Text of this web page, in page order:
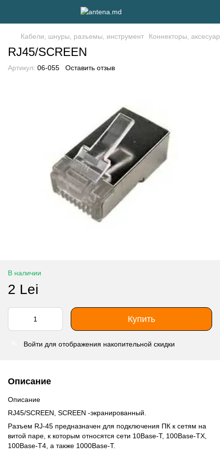
Кабели, шнуры, разъемы, инструмент Коннекторы,
RJ45/SCREEN
Артикул: 06-055 Оставить отзыв
В наличии
2 Lei
Купить
Войти для отображения накопительной скидки
Описание
Описание
RJ45/SCREEN, SCREEN -экранированный.
Разъем RJ-45 предназначен для подключения ПК к сетям на
витой паре, к которым относятся сети 10Base-T, 100Base-TX,
100Base-T4, а также 1000Base-T.